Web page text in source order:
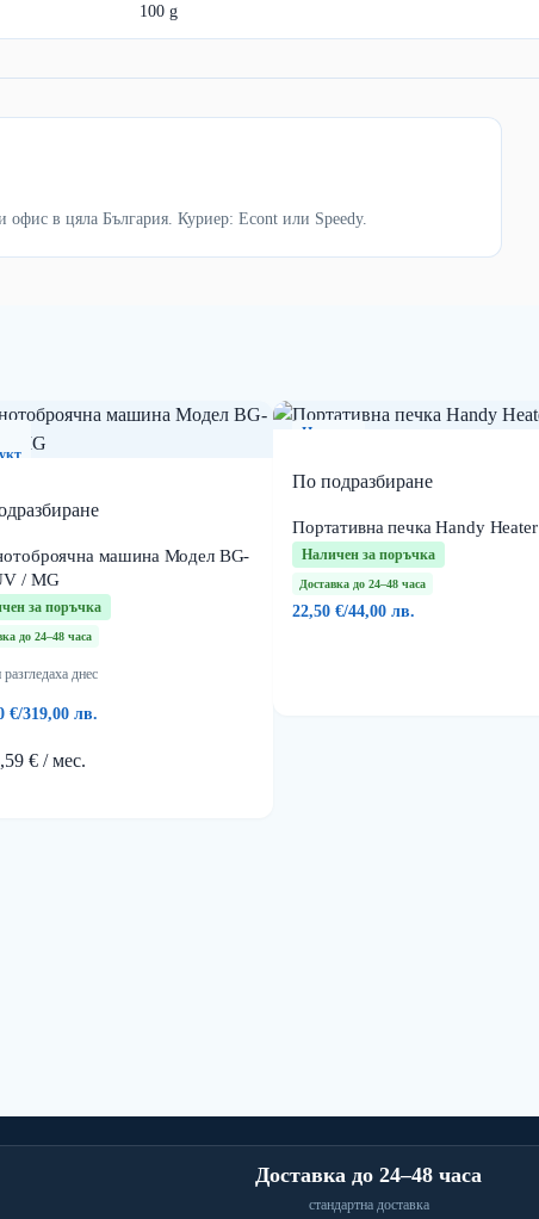
100 g
офис в цяла България. Куриер: Econt или Speedy.
машина Модел BG-
/ MG
за поръчка
до 24–48 часа
днес
€/319,00 лв.
€ / мес.
Нов
По подразбиране
Портативна печка Handy Heater
Наличен за поръчка
Доставка до 24–48 часа
22,50 €/44,00 лв.
Доставка до 24–48 часа
стандартна доставка